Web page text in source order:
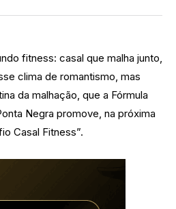
fitness: casal que malha junto,
clima de romantismo, mas
da malhação, que a Fórmula
Negra promove, na próxima
Casal Fitness”.